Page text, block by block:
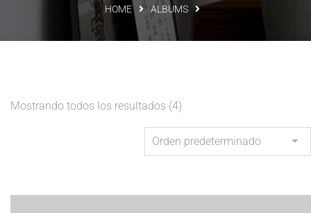
HOME ALBUMS
Mostrando todos los resultados (4)